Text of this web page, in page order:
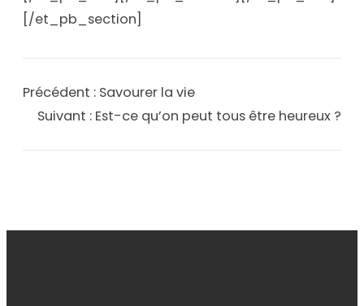
[/et_pb_section]
Précédent : Savourer la vie
Suivant : Est-ce qu’on peut tous être heureux ?